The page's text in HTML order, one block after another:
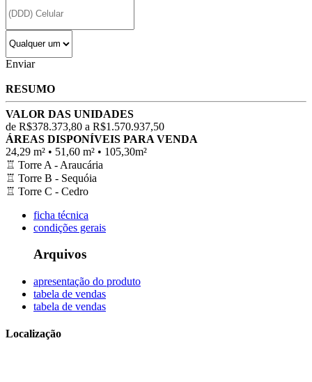
Enviar
RESUMO
VALOR DAS UNIDADES
de R$378.373,80 a R$1.570.937,50
ÁREAS DISPONÍVEIS PARA VENDA
24,29 m² • 51,60 m² • 105,30m²
♖ Torre A - Araucária
♖ Torre B - Sequóia
♖ Torre C - Cedro
ficha técnica
condições gerais
Arquivos
apresentação do produto
tabela de vendas
tabela de vendas
Localização